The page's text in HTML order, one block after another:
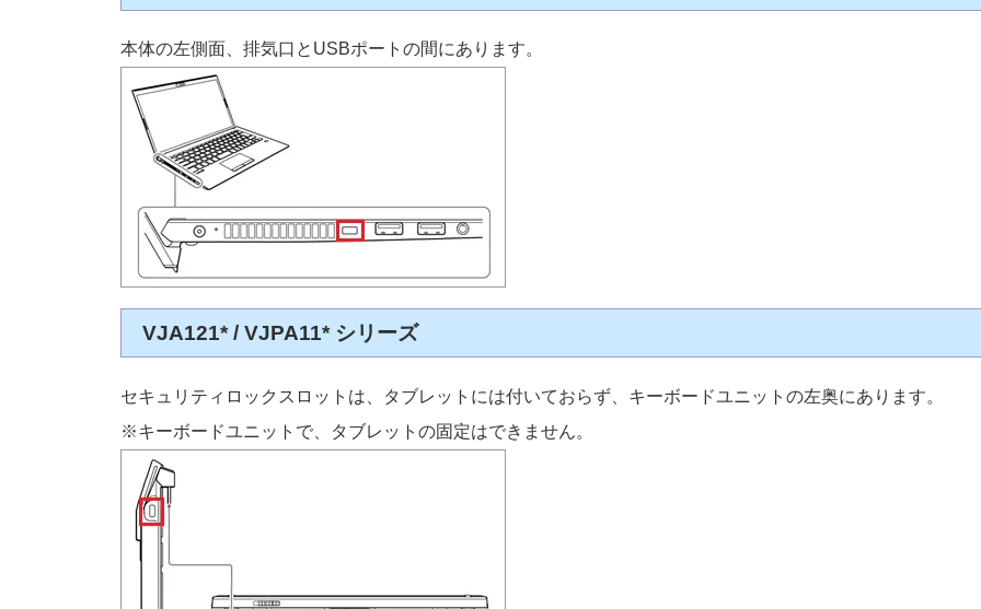
本体の左側面、排気口とUSBポートの間にあります。
VJA121* / VJPA11* シリーズ
セキュリティロックスロットは、タブレットには付いておらず、キーボードユニットの左奥にあります。
※キーボードユニットで、タブレットの固定はできません。